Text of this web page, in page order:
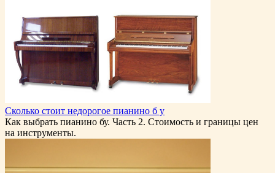
Сколько стоит недорогое пианино б у
Как выбрать пианино бу. Часть 2. Стоимость и границы цен
на инструменты.